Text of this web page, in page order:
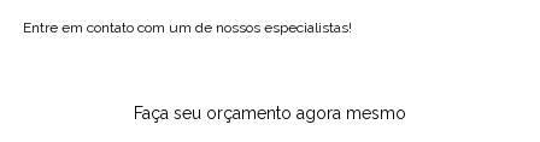
Entre em contato com um de nossos especialistas!
Faça seu orçamento agora mesmo